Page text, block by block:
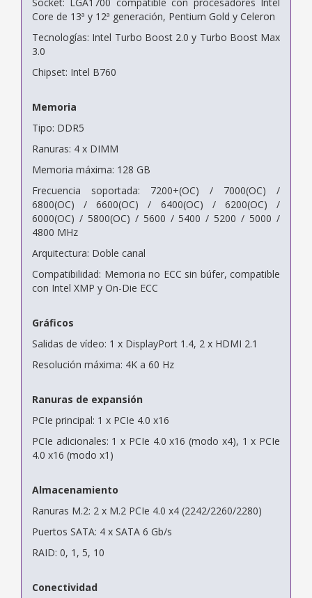
Core de 13ª y 12ª generación, Pentium Gold y Celeron
Tecnologías: Intel Turbo Boost 2.0 y Turbo Boost Max
3.0
Chipset: Intel B760
Memoria
Tipo: DDR5
Ranuras: 4 x DIMM
Memoria máxima: 128 GB
Frecuencia soportada: 7200+(OC) / 7000(OC) /
6800(OC) / 6600(OC) / 6400(OC) / 6200(OC) /
6000(OC) / 5800(OC) / 5600 / 5400 / 5200 / 5000 /
4800 MHz
Arquitectura: Doble canal
Compatibilidad: Memoria no ECC sin búfer, compatible
con Intel XMP y On-Die ECC
Gráficos
Salidas de vídeo: 1 x DisplayPort 1.4, 2 x HDMI 2.1
Resolución máxima: 4K a 60 Hz
Ranuras de expansión
PCIe principal: 1 x PCIe 4.0 x16
PCIe adicionales: 1 x PCIe 4.0 x16 (modo x4), 1 x PCIe
4.0 x16 (modo x1)
Almacenamiento
Ranuras M.2: 2 x M.2 PCIe 4.0 x4 (2242/2260/2280)
Puertos SATA: 4 x SATA 6 Gb/s
RAID: 0, 1, 5, 10
Conectividad